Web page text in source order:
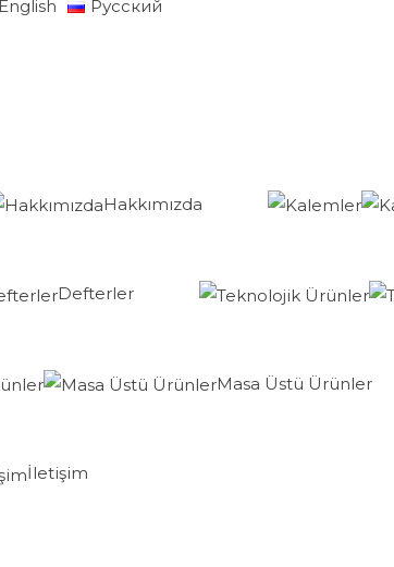
English Русский
Hakkımızda
Defterler
Masa Üstü Ürünler
İletişim